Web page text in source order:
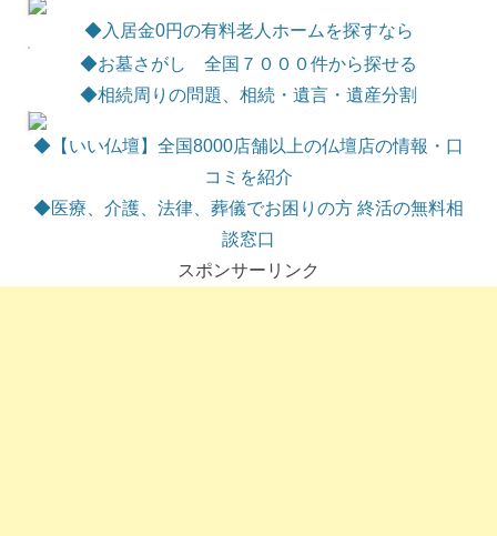
◆入居金0円の有料老人ホームを探すなら
◆お墓さがし 全国７０００件から探せる
◆相続周りの問題、相続・遺言・遺産分割
◆【いい仏壇】全国8000店舗以上の仏壇店の情報・口
コミを紹介
◆医療、介護、法律、葬儀でお困りの方 終活の無料相
談窓口
スポンサーリンク